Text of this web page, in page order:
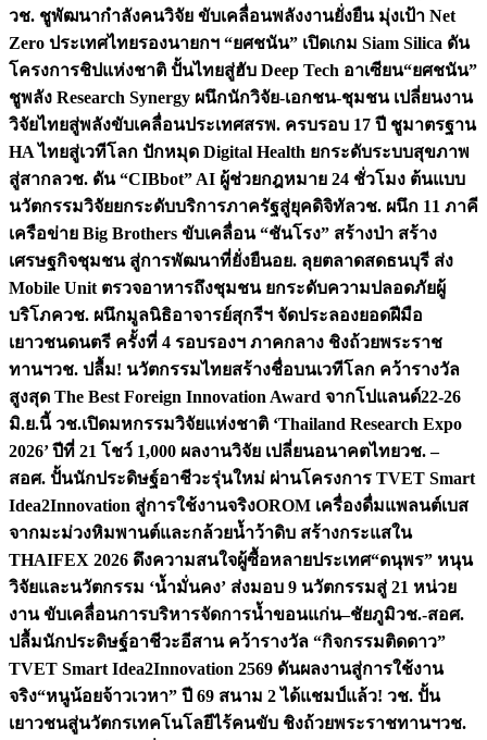
วช. ชูพัฒนากำลังคนวิจัย ขับเคลื่อนพลังงานยั่งยืน มุ่งเป้า Net
Zero ประเทศไทยรองนายกฯ “ยศชนัน” เปิดเกม Siam Silica ดัน
โครงการชิปแห่งชาติ ปั้นไทยสู่ฮับ Deep Tech อาเซียน“ยศชนัน”
ชูพลัง Research Synergy ผนึกนักวิจัย-เอกชน-ชุมชน เปลี่ยนงาน
วิจัยไทยสู่พลังขับเคลื่อนประเทศสรพ. ครบรอบ 17 ปี ชูมาตรฐาน
HA ไทยสู่เวทีโลก ปักหมุด Digital Health ยกระดับระบบสุขภาพ
สู่สากลวช. ดัน “CIBbot” AI ผู้ช่วยกฎหมาย 24 ชั่วโมง ต้นแบบ
นวัตกรรมวิจัยยกระดับบริการภาครัฐสู่ยุคดิจิทัลวช. ผนึก 11 ภาคี
เครือข่าย Big Brothers ขับเคลื่อน “ชันโรง” สร้างป่า สร้าง
เศรษฐกิจชุมชน สู่การพัฒนาที่ยั่งยืนอย. ลุยตลาดสดธนบุรี ส่ง
Mobile Unit ตรวจอาหารถึงชุมชน ยกระดับความปลอดภัยผู้
บริโภควช. ผนึกมูลนิธิอาจารย์สุกรีฯ จัดประลองยอดฝีมือ
เยาวชนดนตรี ครั้งที่ 4 รอบรองฯ ภาคกลาง ชิงถ้วยพระราช
ทานฯวช. ปลื้ม! นวัตกรรมไทยสร้างชื่อบนเวทีโลก คว้ารางวัล
สูงสุด The Best Foreign Innovation Award จากโปแลนด์22-26
มิ.ย.นี้ วช.เปิดมหกรรมวิจัยแห่งชาติ ‘Thailand Research Expo
2026’ ปีที่ 21 โชว์ 1,000 ผลงานวิจัย เปลี่ยนอนาคตไทยวช. –
สอศ. ปั้นนักประดิษฐ์อาชีวะรุ่นใหม่ ผ่านโครงการ TVET Smart
Idea2Innovation สู่การใช้งานจริงOROM เครื่องดื่มแพลนต์เบส
จากมะม่วงหิมพานต์และกล้วยน้ำว้าดิบ สร้างกระแสใน
THAIFEX 2026 ดึงความสนใจผู้ซื้อหลายประเทศ“ดนุพร” หนุน
วิจัยและนวัตกรรม ‘น้ำมั่นคง’ ส่งมอบ 9 นวัตกรรมสู่ 21 หน่วย
งาน ขับเคลื่อนการบริหารจัดการน้ำขอนแก่น–ชัยภูมิวช.-สอศ.
ปลื้มนักประดิษฐ์อาชีวะอีสาน คว้ารางวัล “กิจกรรมติดดาว”
TVET Smart Idea2Innovation 2569 ดันผลงานสู่การใช้งาน
จริง“หนูน้อยจ้าวเวหา” ปี 69 สนาม 2 ได้แชมป์แล้ว! วช. ปั้น
เยาวชนสู่นวัตกรเทคโนโลยีไร้คนขับ ชิงถ้วยพระราชทานฯวช.